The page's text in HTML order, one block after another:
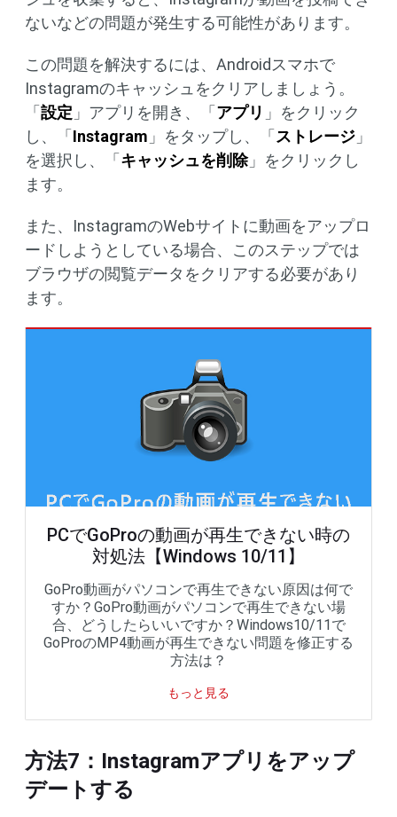
ないなどの問題が発生する可能性があります。
この問題を解決するには、Androidスマホで
Instagramのキャッシュをクリアしましょう。
「設定 」アプリを開き、「アプリ 」をクリック
し、「Instagram 」をタップし、「ストレージ 」
を選択し、「キャッシュを削除」をクリックし
ます。
また、InstagramのWebサイトに動画をアップロ
ードしようとしている場合、このステップでは
ブラウザの閲覧データをクリアする必要があり
ます。
PCでGoProの動画が再生できない時の
対処法【Windows 10/11】
GoPro動画がパソコンで再生できない原因は何で
すか？GoPro動画がパソコンで再生できない場
合、どうしたらいいですか？Windows10/11で
GoProのMP4動画が再生できない問題を修正する
方法は？
もっと見る
方法7：Instagramアプリをアップ
デートする